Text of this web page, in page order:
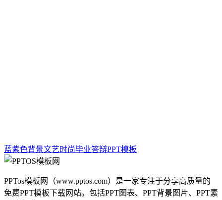
蓝紫色背景文艺时尚毕业答辩PPT模板
PPTos模板网（www.pptos.com）是一家专注于分享高质量的
免费PPT模板下载网站。包括PPT图表、PPT背景图片、PPT素